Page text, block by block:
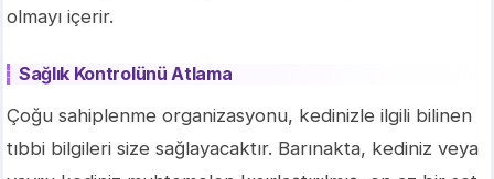
olmayı içerir.
Sağlık Kontrolünü Atlama
Çoğu sahiplenme organizasyonu, kedinizle ilgili bilinen
tıbbi bilgileri size sağlayacaktır. Barınakta, kediniz veya